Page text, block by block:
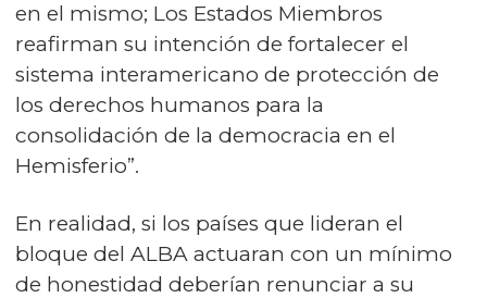
en el mismo; Los Estados Miembros
reafirman su intención de fortalecer el
sistema interamericano de protección de
los derechos humanos para la
consolidación de la democracia en el
Hemisferio”.
En realidad, si los países que lideran el
bloque del ALBA actuaran con un mínimo
de honestidad deberían renunciar a su